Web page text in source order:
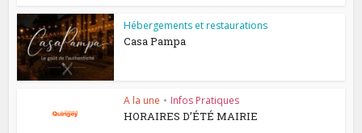
Hébergements et restaurations
Casa Pampa
A la une • Infos Pratiques
HORAIRES D’ÉTÉ MAIRIE